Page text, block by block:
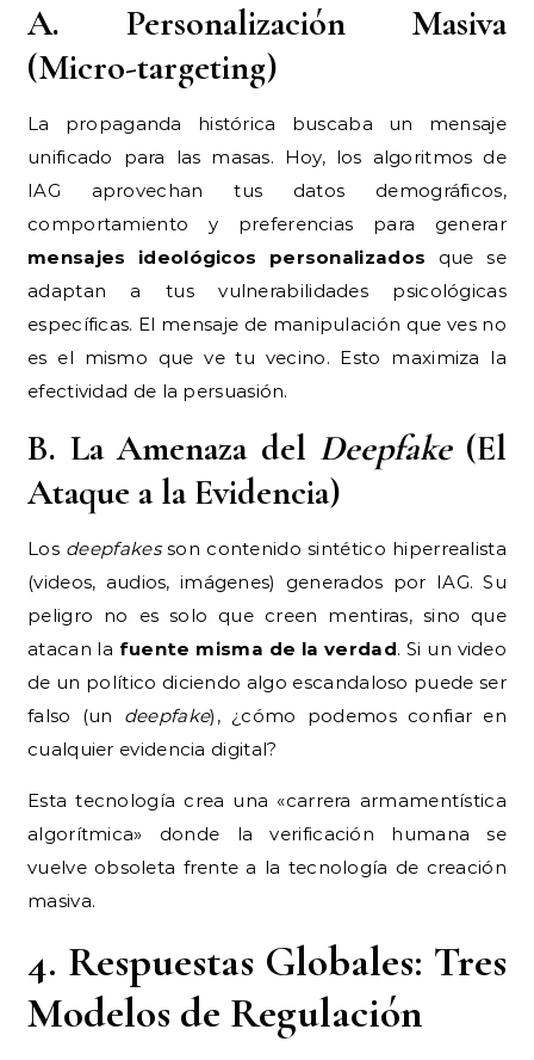
A. Personalización Masiva
(Micro-targeting)
La propaganda histórica buscaba un mensaje
unificado para las masas. Hoy, los algoritmos de
IAG aprovechan tus datos demográficos,
comportamiento y preferencias para generar
mensajes ideológicos personalizados que se
adaptan a tus vulnerabilidades psicológicas
específicas. El mensaje de manipulación que ves no
es el mismo que ve tu vecino. Esto maximiza la
efectividad de la persuasión.
B. La Amenaza del Deepfake(El
Ataque a la Evidencia)
Los deepfakesson contenido sintético hiperrealista
(videos, audios, imágenes) generados por IAG. Su
peligro no es solo que creen mentiras, sino que
atacan la fuente misma de la verdad. Si un video
de un político diciendo algo escandaloso puede ser
falso (un deepfake), ¿cómo podemos confiar en
cualquier evidencia digital?
Esta tecnología crea una «carrera armamentística
algorítmica» donde la verificación humana se
vuelve obsoleta frente a la tecnología de creación
masiva.
4. Respuestas Globales: Tres
Modelos de Regulación